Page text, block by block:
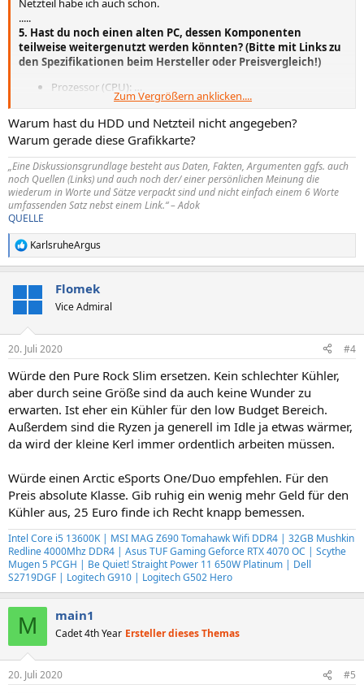
.....
5. Hast du noch einen alten PC, dessen Komponenten
teilweise weitergenutzt werden könnten? (Bitte mit Links zu
den Spezifikationen beim Hersteller oder Preisvergleich!)
Prozessor (CPU): …
Arbeitsspeicher (RAM): …
Mainboard: …
Netzteil: …
Gehäuse: …
Grafikkarte: …
HDD / SSD: …
Zum Vergrößern anklicken....
Warum hast du HDD und Netzteil nicht angegeben?
Warum gerade diese Grafikkarte?
„Eine Diskussionsgrundlage besteht aus Daten, Fakten, Argumenten ggfs. auch
noch Quellen (Links) und auch noch der/ einer persönlichen Meinung die
wiederum in Worte und Sätze verpackt sind und nicht einfach einem 6 Worte
umfassenden Satz nebst einem Link.“ – Adok
QUELLE
R
e
k
t
i
e
:
KarlsruheArgus
Flomek
Vice Admiral
20. Juli 2020 #4
Würde den Pure Rock Slim ersetzen. Kein schlechter Kühler,
aber durch seine Größe sind da auch keine Wunder zu
erwarten. Ist eher ein Kühler für den low Budget Bereich.
Außerdem sind die Ryzen ja generell im Idle ja etwas wärmer,
da wird der kleine Kerl immer ordentlich arbeiten müssen.
Würde einen Arctic eSports One/Duo empfehlen. Für den
Preis absolute Klasse. Gib ruhig ein wenig mehr Geld für den
Kühler aus, 25 Euro finde ich Recht knapp bemessen.
Intel Core i5 13600K | MSI MAG Z690 Tomahawk Wifi DDR4 | 32GB Mushkin
Redline 4000Mhz DDR4 | Asus TUF Gaming Geforce RTX 4070 OC | Scythe
Mugen 5 PCGH | Be Quiet! Straight Power 11 650W Platinum | Dell
S2719DGF | Logitech G910 | Logitech G502 Hero
M main1
Cadet 4th Year Ersteller dieses Themas
20. Juli 2020 #5